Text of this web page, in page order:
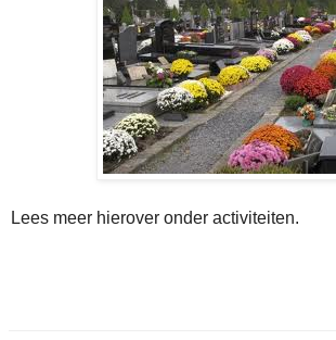
Lees meer hierover onder activiteiten.